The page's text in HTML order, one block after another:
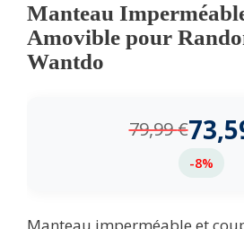
Manteau
Amovible pour
Wantdo
79,99€
-8%